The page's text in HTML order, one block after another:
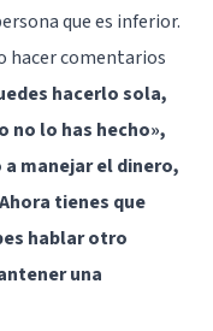
que es inferior.
hacer comentarios
hacerlo sola,
no lo has hecho»,
manejar el dinero,
tienes que
hablar otro
una